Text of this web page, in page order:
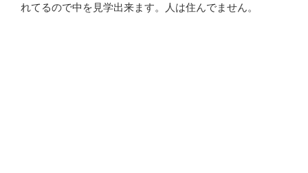
れてるので中を見学出来ます。人は住んでません。